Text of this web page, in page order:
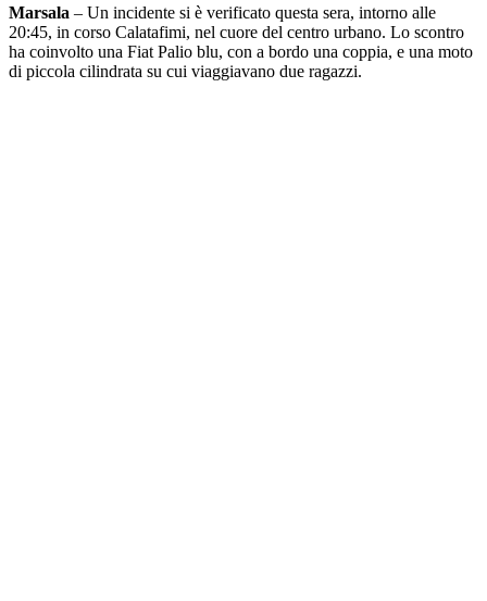
Marsala – Un incidente si è verificato questa sera, intorno alle
20:45, in corso Calatafimi, nel cuore del centro urbano. Lo scontro
ha coinvolto una Fiat Palio blu, con a bordo una coppia, e una moto
di piccola cilindrata su cui viaggiavano due ragazzi.